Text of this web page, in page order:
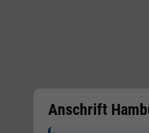
Anschrift